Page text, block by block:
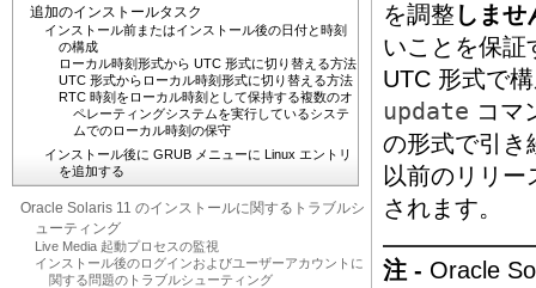
追加のインストールタスク
インストール前またはインストール後の日付と時刻
の構成
ローカル時刻形式から UTC 形式に切り替える方法
UTC 形式からローカル時刻形式に切り替える方法
RTC 時刻をローカル時刻として保持する複数のオ
ペレーティングシステムを実行しているシステ
ムでのローカル時刻の保守
インストール後に GRUB メニューに Linux エントリ
を追加する
Oracle Solaris 11 のインストールに関するトラブルシ
ューティング
Live Media 起動プロセスの監視
インストール後のログインおよびユーザーアカウントに
関する問題のトラブルシューティング
を調整 しませ
いことを保証
UTC 形式で
update コマ
の形式で引き
以前のリリ
されます。
注 - Oracle